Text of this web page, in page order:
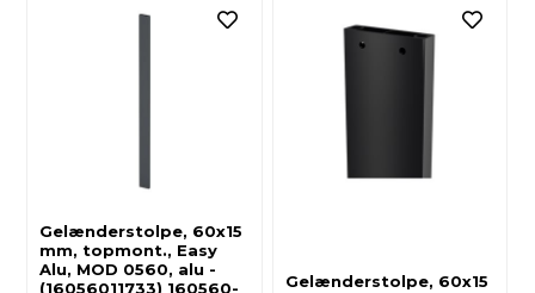
Gelænderstolpe, 60x15
mm, topmont., Easy
Alu, MOD 0560, alu -
(16056011733) 160560-
Gelænderstolpe, 60x15